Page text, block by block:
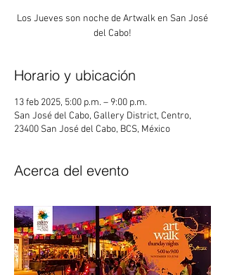
Los Jueves son noche de Artwalk en San José
del Cabo!
Horario y ubicación
13 feb 2025, 5:00 p.m. – 9:00 p.m.
San José del Cabo, Gallery District, Centro,
23400 San José del Cabo, BCS, México
Acerca del evento